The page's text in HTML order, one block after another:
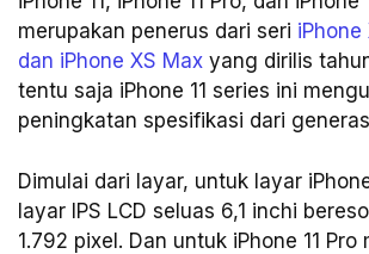
merupakan penerus dari seri iPhone
dan iPhone XS Max yang dirilis
tentu saja iPhone 11 series ini
peningkatan spesifikasi dari
Dimulai dari layar, untuk layar
layar IPS LCD seluas 6,1 inchi
1.792 pixel. Dan untuk iPhone 11 Pro